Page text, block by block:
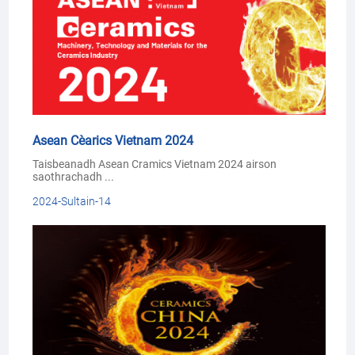
Asean Cèarics Vietnam 2024
Taisbeanadh Asean Cramics Vietnam 2024 airson
saothrachadh ...
2024-Sultain-14